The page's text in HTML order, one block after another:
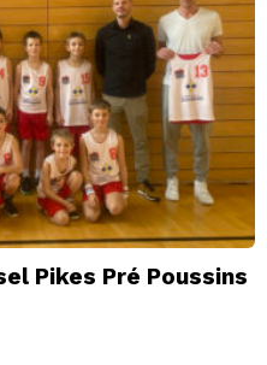
Pikes Pré Poussins